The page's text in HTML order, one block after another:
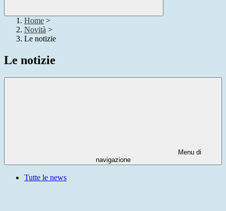
Home >
Novità >
Le notizie
Le notizie
Menu di
navigazione
Tutte le news